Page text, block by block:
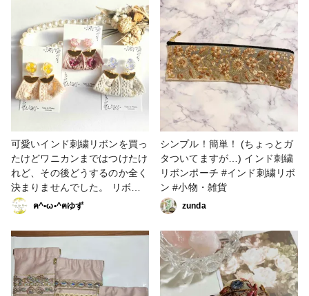
可愛いインド刺繍リボンを買っ
たけどワニカンまではつけたけ
れど、その後どうするのか全く
決まりませんでした。 リボン
の上はレジンにしようと思って
も中々気に入らなくて何回もや
り直しました。 何回もやり直
したので中々可愛くできたんじ
ゃないかなと思います(*´˘`*)♡
#作家のためのレジン大賞2025
#春の作品コンテスト2025 #ア
ฅ^•ω•^ฅゆず
シンプル！簡単！ (ちょっとガ
タついてますが…) インド刺繍
リボンポーチ #インド刺繍リボ
ン #小物・雑貨
zunda